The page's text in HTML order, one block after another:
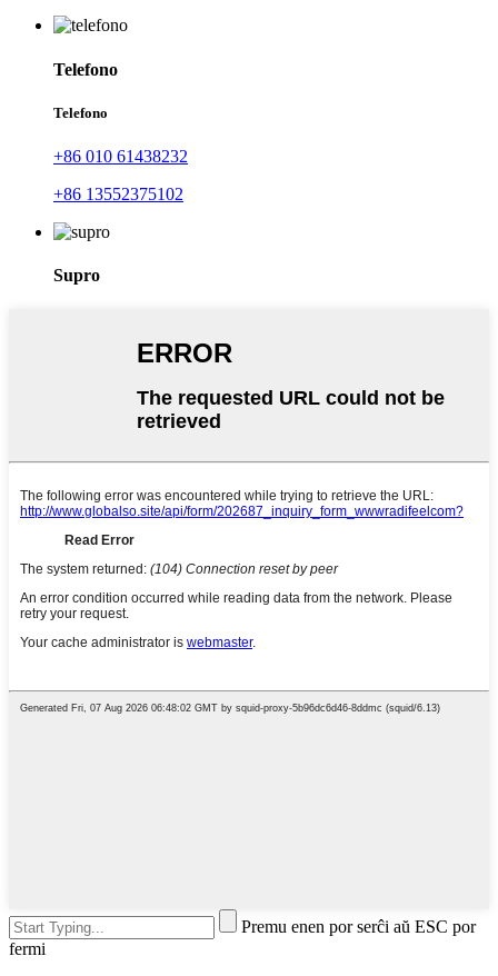
Telefono
Telefono
+86 010 61438232
+86 13552375102
Supro
Premu enen por serĉi aŭ ESC por
fermi